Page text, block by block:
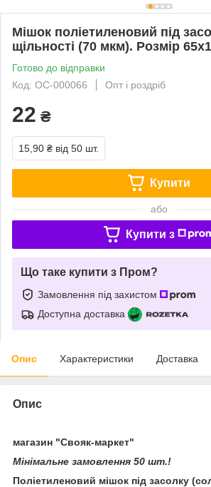
Мішок поліетиленовий під
щільності (70 мкм). Розмір
Готово до відправки
Код: ОС-000066
Опт і роздріб
22 ₴
15,90 ₴ від 50 шт.
Купити
або
Купити з
Що таке купити з Пром?
Замовлення під захистом
Доступна доставка
Опис Характеристики Доставка
Опис
магазин "Свояк-маркет"
Мінімальне замовлення 50 шт.!
Поліетиленовий мішок під засолку